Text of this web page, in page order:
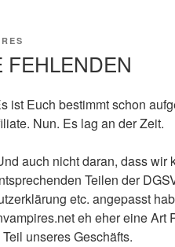
FEHLENDEN
ist Euch bestimmt schon
Nun. Es lag an der Zeit.
auch nicht daran, dass
Teilen der
etc. angepasst
eh eher eine Art
unseres Geschäfts.